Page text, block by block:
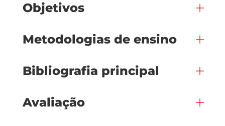
Objetivos
Metodologias de ensino
Bibliografia principal
Avaliação